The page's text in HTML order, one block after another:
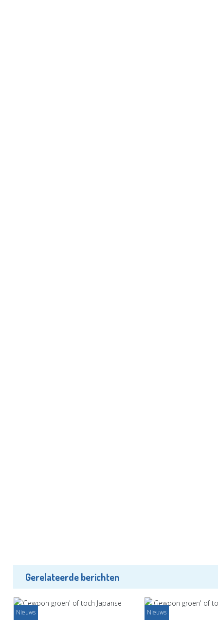
Gerelateerde berichten
Nieuws Nieuws